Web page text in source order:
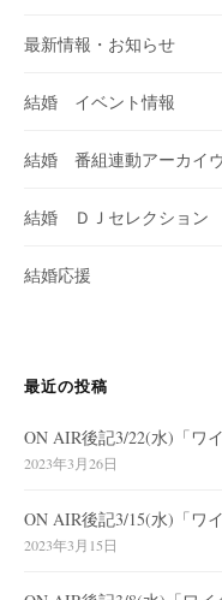
最新情報・お知らせ
結婚 イベント情報
結婚 番組連動アーカイ
結婚 ＤＪセレクション
結婚応援
最近の投稿
ON AIR後記3/22(水)「ワ
2023年3月26日
ON AIR後記3/15(水)「ワ
2023年3月15日